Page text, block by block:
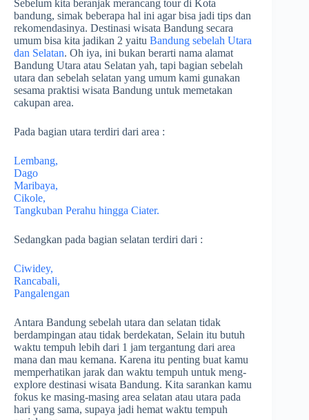
Sebelum kita beranjak merancang tour di Kota
bandung, simak beberapa hal ini agar bisa jadi tips dan
rekomendasinya. Destinasi wisata Bandung secara
umum bisa kita jadikan 2 yaitu Bandung sebelah Utara
dan Selatan. Oh iya, ini bukan berarti nama alamat
Bandung Utara atau Selatan yah, tapi bagian sebelah
utara dan sebelah selatan yang umum kami gunakan
sesama praktisi wisata Bandung untuk memetakan
cakupan area.
Pada bagian utara terdiri dari area :
Lembang,
Dago
Maribaya,
Cikole,
Tangkuban Perahu hingga Ciater.
Sedangkan pada bagian selatan terdiri dari :
Ciwidey,
Rancabali,
Pangalengan
Antara Bandung sebelah utara dan selatan tidak
berdampingan atau tidak berdekatan, Selain itu butuh
waktu tempuh lebih dari 1 jam tergantung dari area
mana dan mau kemana. Karena itu penting buat kamu
memperhatikan jarak dan waktu tempuh untuk meng-
explore destinasi wisata Bandung. Kita sarankan kamu
fokus ke masing-masing area selatan atau utara pada
hari yang sama, supaya jadi hemat waktu tempuh